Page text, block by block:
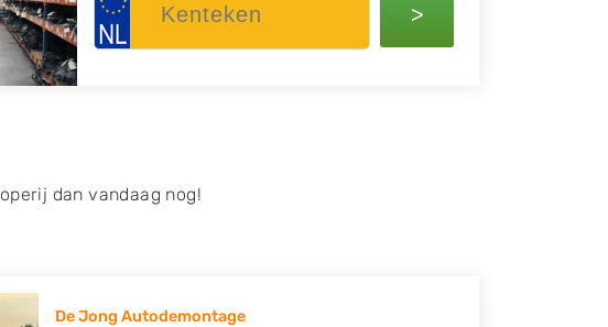
>
dan vandaag nog!
De Jong Autodemontage